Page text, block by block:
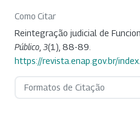
Como Citar
Reintegração judicial de
Público 3(1), 88-89.
https://revista.enap.gov.br/
Formatos de Citação